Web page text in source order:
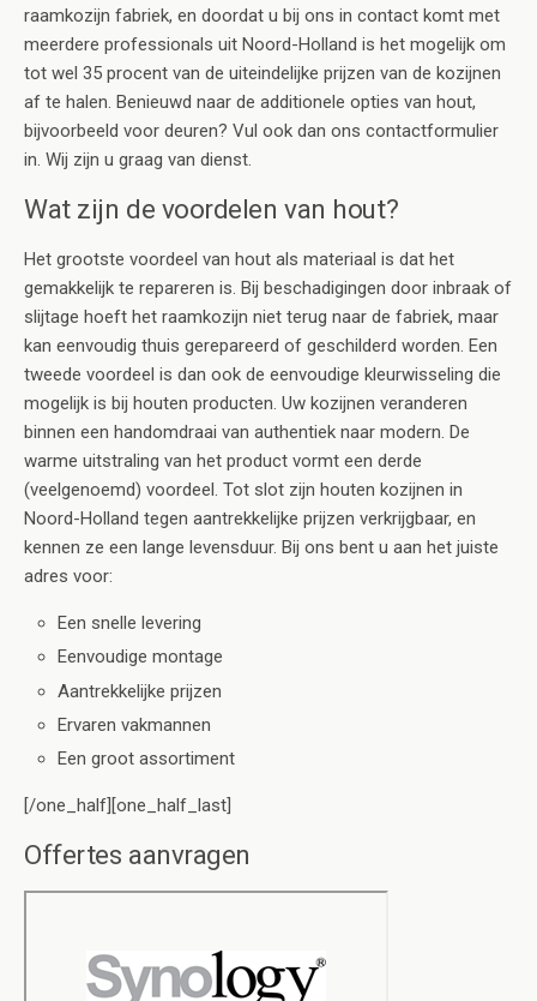
raamkozijn fabriek, en doordat u bij ons in contact komt met
meerdere professionals uit Noord-Holland is het mogelijk om
tot wel 35 procent van de uiteindelijke prijzen van de kozijnen
af te halen. Benieuwd naar de additionele opties van hout,
bijvoorbeeld voor deuren? Vul ook dan ons contactformulier
in. Wij zijn u graag van dienst.
Wat zijn de voordelen van hout?
Het grootste voordeel van hout als materiaal is dat het
gemakkelijk te repareren is. Bij beschadigingen door inbraak of
slijtage hoeft het raamkozijn niet terug naar de fabriek, maar
kan eenvoudig thuis gerepareerd of geschilderd worden. Een
tweede voordeel is dan ook de eenvoudige kleurwisseling die
mogelijk is bij houten producten. Uw kozijnen veranderen
binnen een handomdraai van authentiek naar modern. De
warme uitstraling van het product vormt een derde
(veelgenoemd) voordeel. Tot slot zijn houten kozijnen in
Noord-Holland tegen aantrekkelijke prijzen verkrijgbaar, en
kennen ze een lange levensduur. Bij ons bent u aan het juiste
adres voor:
Een snelle levering
Eenvoudige montage
Aantrekkelijke prijzen
Ervaren vakmannen
Een groot assortiment
[/one_half][one_half_last]
Offertes aanvragen